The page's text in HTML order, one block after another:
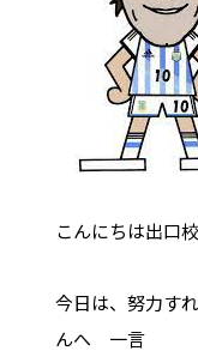
こんにちは出口
今日は、努力す
んへ 一言